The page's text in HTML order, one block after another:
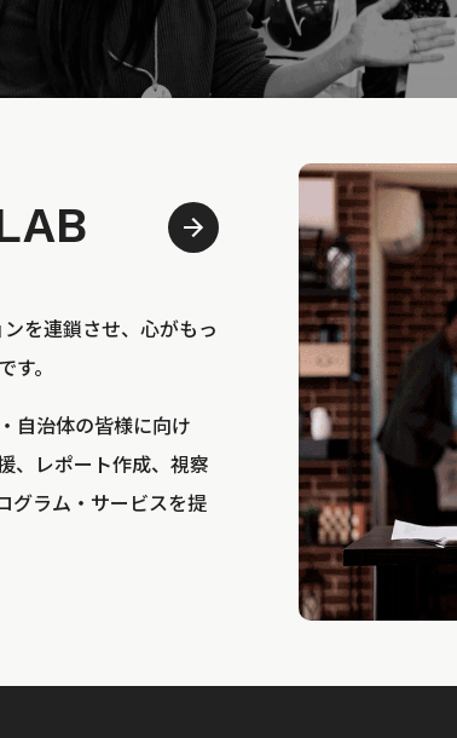
を連鎖させ、心がもっ
す。
自治体の皆様に向け
、レポート作成、視察
グラム・サービスを提